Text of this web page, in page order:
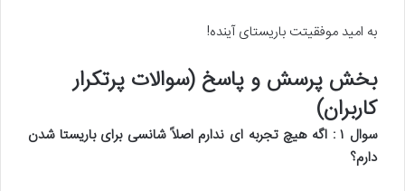
به امید موفقیتت باریستای آینده!
بخش پرسش و پاسخ (سوالات پرتکرار
کاربران)
سوال ۱: اگه هیچ تجربه ای ندارم اصلاً شانسی برای باریستا شدن
دارم؟